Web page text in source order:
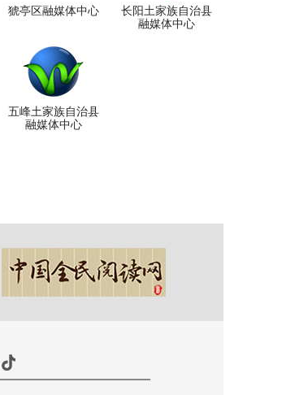
猇亭区融媒体中心
长阳土家族自治县
融媒体中心
五峰土家族自治县
融媒体中心